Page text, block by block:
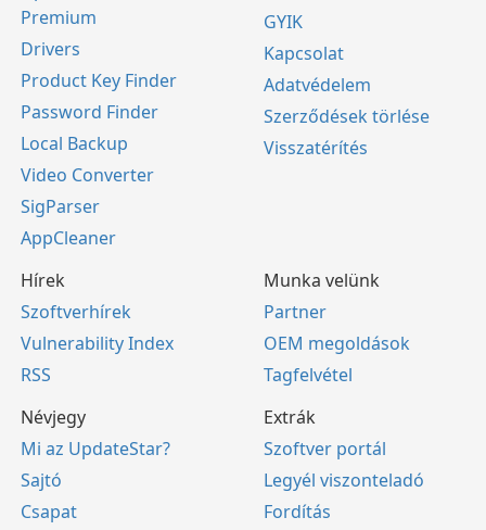
Premium
Drivers
Product Key Finder
Password Finder
Local Backup
Video Converter
SigParser
AppCleaner
GYIK
Kapcsolat
Adatvédelem
Szerződések törlése
Visszatérítés
Hírek
Szoftverhírek
Vulnerability Index
RSS
Munka velünk
Partner
OEM megoldások
Tagfelvétel
Névjegy
Mi az UpdateStar?
Sajtó
Csapat
Extrák
Szoftver portál
Legyél viszonteladó
Fordítás